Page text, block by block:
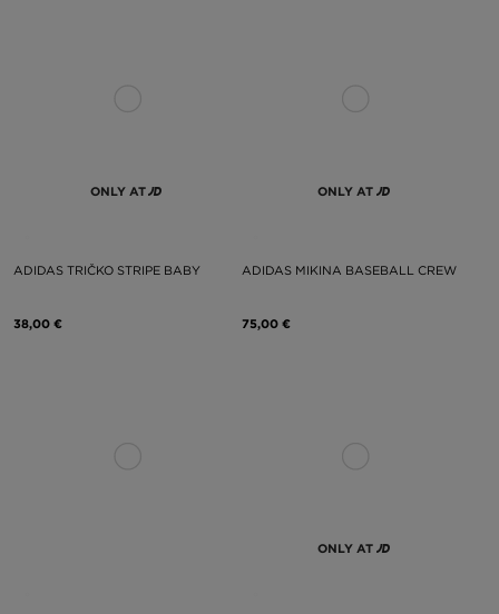
ONLY AT
ADIDAS TRIČKO STRIPE BABY
38,00 €
ONLY AT
ADIDAS MIKINA BASEBALL CREW
75,00 €
ONLY AT